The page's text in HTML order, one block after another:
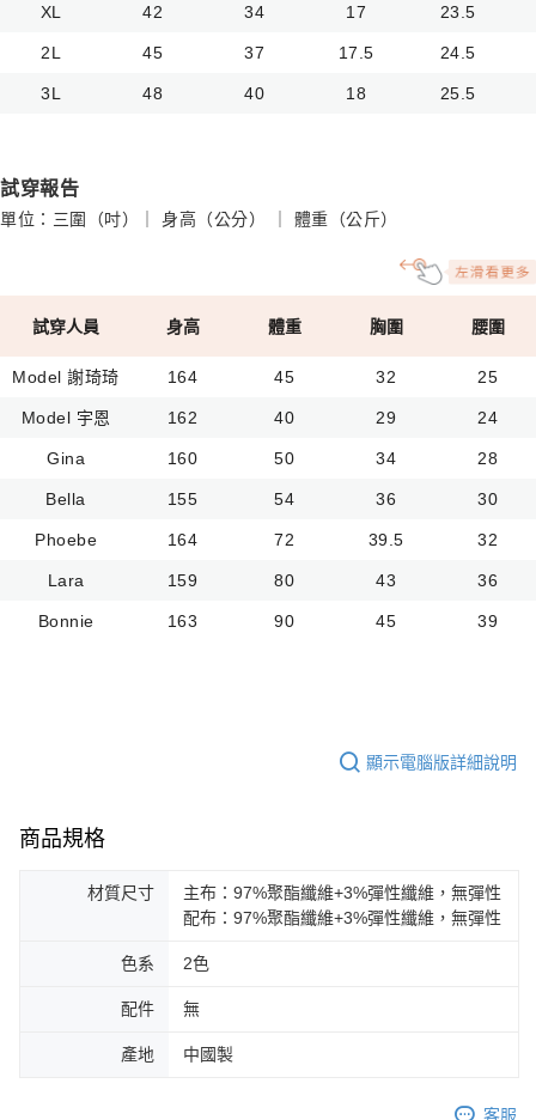
XL 42 34 17 23.5
2L 45 37 17.5 24.5
3L 48 40 18 25.5
試穿報告
單位：三圍（吋）｜ 身高（公分） ｜ 體重（公斤）
試穿人員 身高 體重 胸圍 腰圍
Model 謝琦琦 164 45 32 25
Model 宇恩 162 40 29 24
Gina 160 50 34 28
Bella 155 54 36 30
Phoebe 164 72 39.5 32
Lara 159 80 43 36
Bonnie 163 90 45 39
顯示電腦版詳細說明
商品規格
材質尺寸
主布：97%聚酯纖維+3%彈性纖維，無彈性
配布：97%聚酯纖維+3%彈性纖維，無彈性
色系 2色
配件 無
產地 中國製
客服